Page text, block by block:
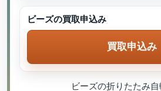
ビーズの折りたたみ
ビーズの買取申込み
買取申込み